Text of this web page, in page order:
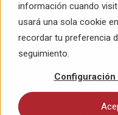
información cuando
usará una sola cookie
recordar tu preferencia
seguimiento.